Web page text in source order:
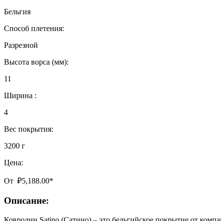
Бельгия
Способ плетения:
Разрезной
Высота ворса (мм):
11
Ширина :
4
Вес покрытия:
3200 г
Цена:
От ₽5,188.00*
Описание: